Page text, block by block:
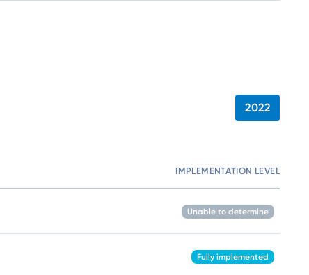
2022
IMPLEMENTATION LEVEL
Unable to determine
Fully implemented